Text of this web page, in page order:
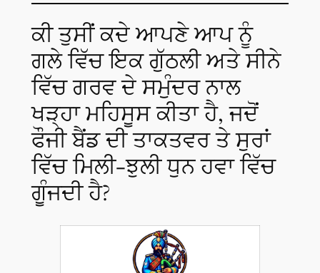
ਕੀ ਤੁਸੀਂ ਕਦੇ ਆਪਣੇ ਆਪ ਨੂੰ
ਗਲੇ ਵਿੱਚ ਇਕ ਗੁੱਠਲੀ ਅਤੇ ਸੀਨੇ
ਵਿੱਚ ਗਰਵ ਦੇ ਸਮੁੰਦਰ ਨਾਲ
ਖੜ੍ਹਾ ਮਹਿਸੂਸ ਕੀਤਾ ਹੈ, ਜਦੋਂ
ਫੌਜੀ ਬੈਂਡ ਦੀ ਤਾਕਤਵਰ ਤੇ ਸੁਰਾਂ
ਵਿੱਚ ਮਿਲੀ-ਝੁਲੀ ਧੁਨ ਹਵਾ ਵਿੱਚ
ਗੂੰਜਦੀ ਹੈ?